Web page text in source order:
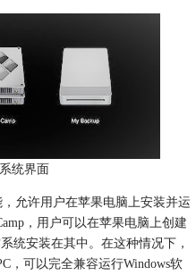
统界面
允许用户在苹果电脑上安装并运
，用户可以在苹果电脑上创建
统安装在其中。在这种情况下，
，可以完全兼容运行Windows软